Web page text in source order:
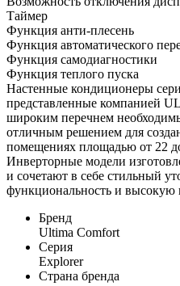
Таймер
Функция анти-плесень
Функция автоматического
Функция самодиагностики
Функция теплого пуска
Настенные кондиционеры
представленные компанией
широким перечнем
отличным решением для
помещениях площадью от 22
Инверторные модели
и сочетают в себе стильный
функциональность и высокую
Бренд
Ultima Comfort
Серия
Explorer
Страна бренда